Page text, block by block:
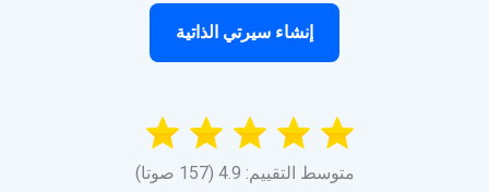
إنشاء سيرتي الذاتية
متوسط التقييم: 4.9 (157 صوتا)